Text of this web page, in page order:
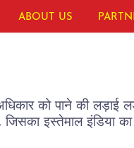
ABOUT US
को पाने की लड़ाई
इस्तेमाल इंडिया